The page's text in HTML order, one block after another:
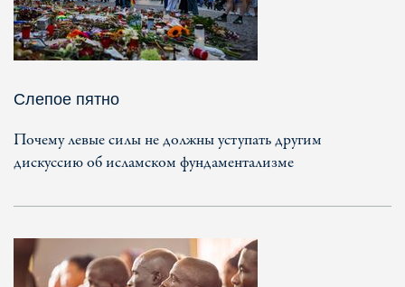
Слепое пятно
Почему левые силы не должны уступать другим
дискуссию об исламском фундаментализме